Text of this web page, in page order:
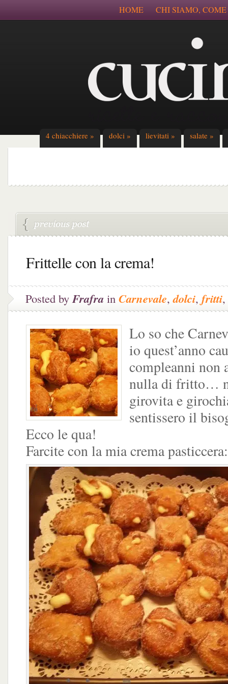
HOME CHI SIAMO,
4 chiacchiere » dolci » lievitati » salate »
Frittelle con la crema!
Posted byFrafra in Carnevale,dolci, fritti,
Lo so che
io quest’anno
compleanni non
nulla di fritto…
girovita e
sentissero il
Ecco le qua!
Farcite con la mia crema pasticcera: